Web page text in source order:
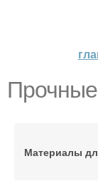
Материалы